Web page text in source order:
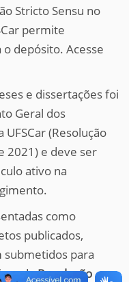
Stricto Sensu no
permite
depósito. Acesse
e dissertações foi
Geral dos
(Resolução
2021) e deve ser
ativo na
como
publicados,
submetidos para
daResolução